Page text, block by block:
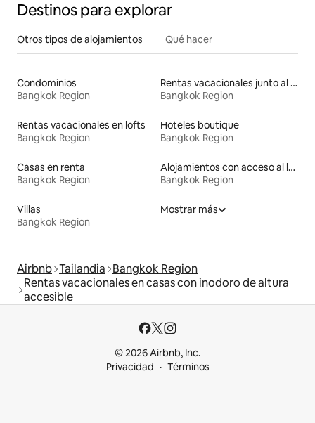
Destinos para explorar
Otros tipos de alojamientos Qué hacer
Condominios
Bangkok Region
Rentas vacacionales junto al agua
Bangkok Region
Rentas vacacionales en lofts
Bangkok Region
Hoteles boutique
Bangkok Region
Casas en renta
Bangkok Region
Alojamientos con acceso al lago
Bangkok Region
Villas
Bangkok Region
Mostrar más
Airbnb Tailandia Bangkok Region
Rentas vacacionales en casas con inodoro de altura
accesible
© 2026 Airbnb, Inc.
Privacidad
Términos